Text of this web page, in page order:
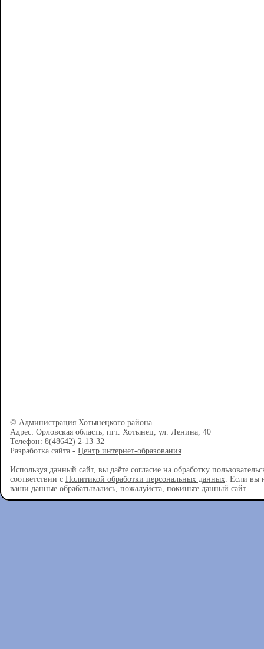
© Администрация Хотынецкого района
Адрес: Орловская область, пгт. Хотынец, ул. Ленина, 40
Телефон: 8(48642) 2-13-32
Разработка сайта - Центр интернет-образования
Используя данный сайт, вы даёте согласие на обработку
соответствии с Политикой обработки персональных данных. Если вы
ваши данные обрабатывались, пожалуйста, покиньте данный сайт.